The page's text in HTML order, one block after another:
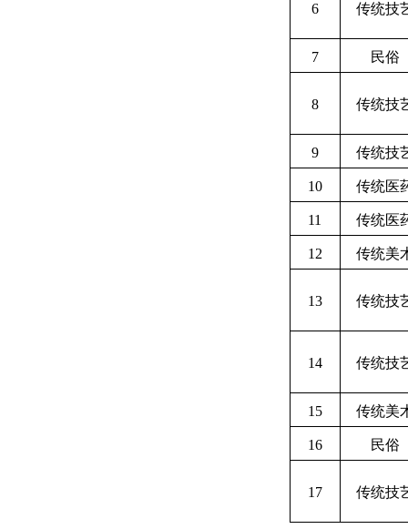
6 传统技
7 民俗
8 传统技
9 传统技
10 传统医
11 传统医
12 传统美
13 传统技
14 传统技
15 传统美
16 民俗
17 传统技